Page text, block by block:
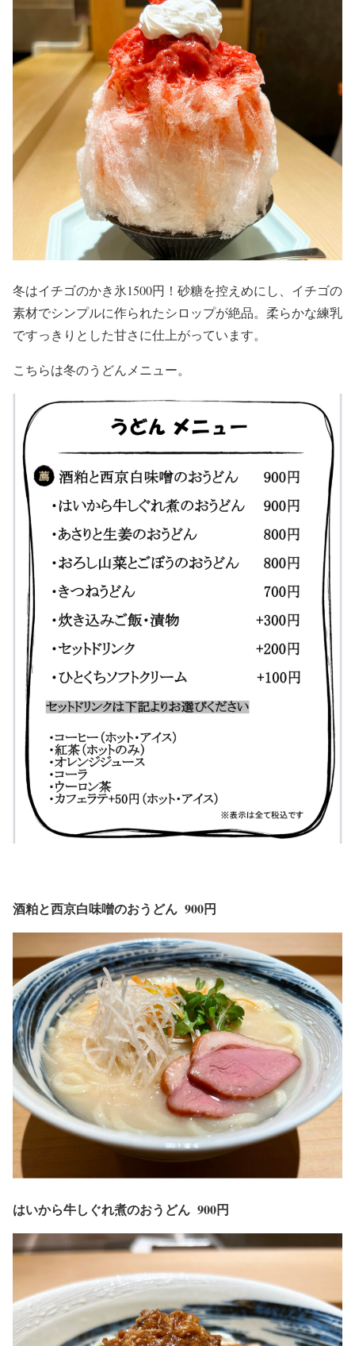
冬はイチゴのかき氷1500円！砂糖を控えめにし、イチゴの
素材でシンプルに作られたシロップが絶品。柔らかな練乳
ですっきりとした甘さに仕上がっています。
こちらは冬のうどんメニュー。
酒粕と西京白味噌のおうどん 900円
はいから牛しぐれ煮のおうどん 900円